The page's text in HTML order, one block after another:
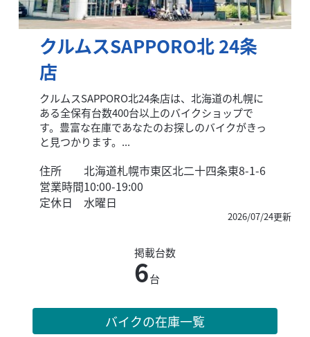
クルムスSAPPORO北 24条
店
クルムスSAPPORO北24条店は、北海道の札幌に
ある全保有台数400台以上のバイクショップで
す。豊富な在庫であなたのお探しのバイクがきっ
と見つかります。...
住所
北海道札幌市東区北二十四条東8-1-6
営業時間10:00-19:00
定休日
水曜日
2026/07/24更新
掲載台数
6台
バイクの在庫一覧